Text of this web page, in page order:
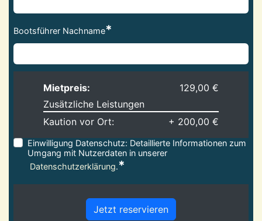
Bootsführer Nachname*
Mietpreis:
129,00 €
Zusätzliche Leistungen
Kaution vor Ort:
+ 200,00 €
Einwilligung Datenschutz: Detaillierte Informationen zum
Umgang mit Nutzerdaten in unserer
Datenschutzerklärung.*
Jetzt reservieren